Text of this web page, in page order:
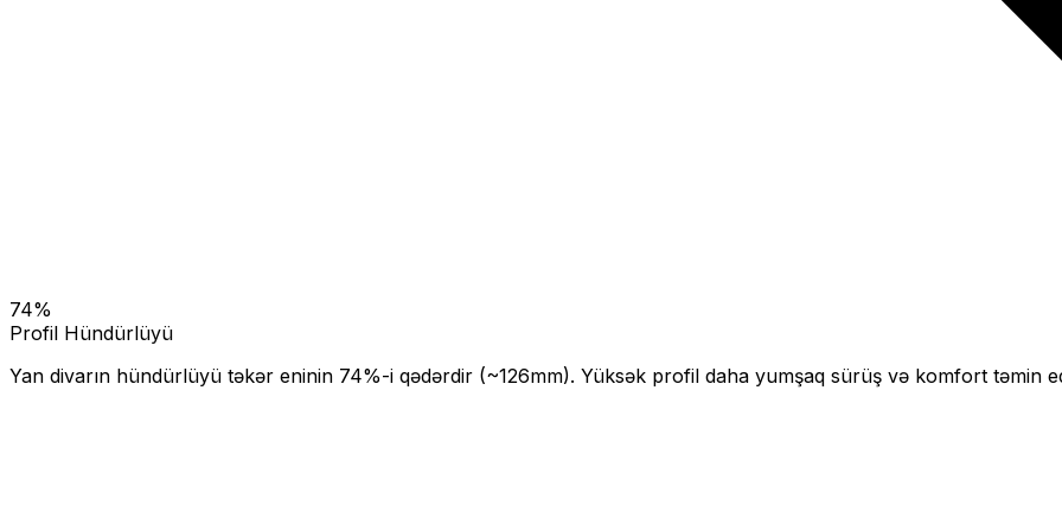
74%
Profil Hündürlüyü
Yan divarın hündürlüyü təkər eninin 74%-i qədərdir (~126mm). Yüksək profil daha yumşaq sürüş və komfort təmin